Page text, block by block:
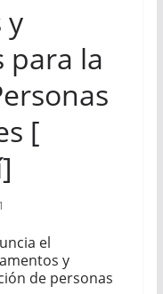
y
para la
[
el
y
de personas